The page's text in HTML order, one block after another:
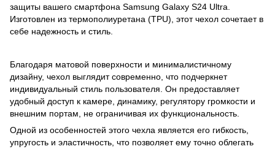
защиты вашего смартфона Samsung Galaxy S24 Ultra.
Изготовлен из термополиуретана (TPU), этот чехол сочетает в
себе надежность и стиль.
Благодаря матовой поверхности и минималистичному
дизайну, чехол выглядит современно, что подчеркнет
индивидуальный стиль пользователя. Он предоставляет
удобный доступ к камере, динамику, регулятору громкости и
внешним портам, не ограничивая их функциональность.
Одной из особенностей этого чехла является его гибкость,
упругость и эластичность, что позволяет ему точно облегать